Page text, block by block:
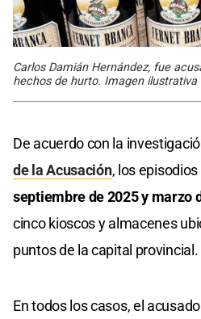
Carlos Damián Hernández, fue
hechos de hurto. Imagen ilustrativa
De acuerdo con la
de la Acusación, los
septiembre de 2025 y marzo
cinco kioscos y almacenes
puntos de la capital provincial.
En todos los casos, el